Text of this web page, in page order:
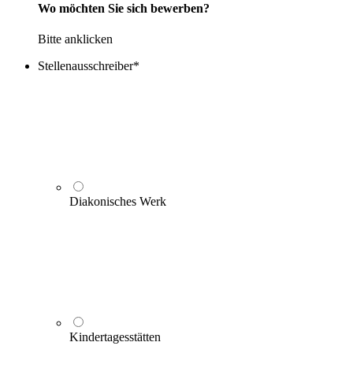
Wo möchten Sie sich bewerben?
Bitte anklicken
Stellenausschreiber*
Diakonisches Werk
Kindertagesstätten